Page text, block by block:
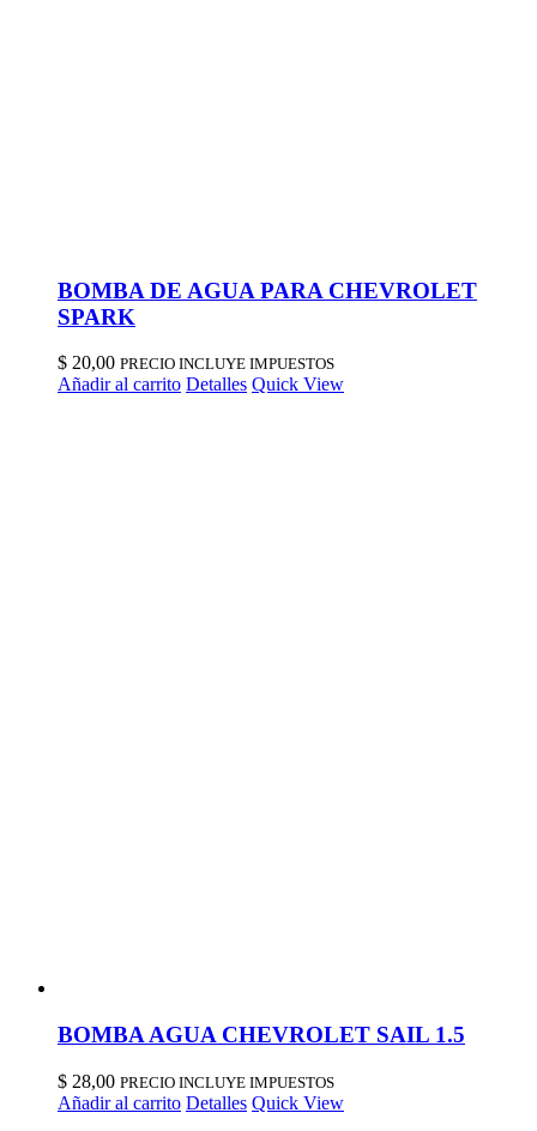
BOMBA DE AGUA PARA CHEVROLET
SPARK
$ 20,00 PRECIO INCLUYE IMPUESTOS
Añadir al carrito Detalles Quick View
BOMBA AGUA CHEVROLET SAIL 1.5
$ 28,00 PRECIO INCLUYE IMPUESTOS
Añadir al carrito Detalles Quick View